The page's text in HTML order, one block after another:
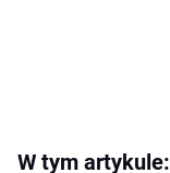
W tym artykule: